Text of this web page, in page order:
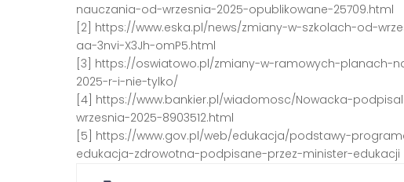
nauczania-od-wrzesnia-2025-opublikowane-25709.html
[2] https://www.eska.pl/news/zmiany-w-szkolach-od-
aa-3nvi-X3Jh-omP5.html
[3] https://oswiatowo.pl/zmiany-w-ramowych-planach-
2025-r-i-nie-tylko/
[4] https://www.bankier.pl/wiadomosc/Nowacka-
wrzesnia-2025-8903512.html
[5] https://www.gov.pl/web/edukacja/podstawy-
edukacja-zdrowotna-podpisane-przez-minister-edukacji